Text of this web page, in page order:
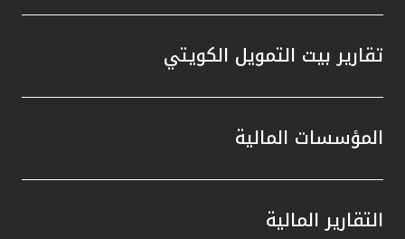
تقارير بيت التمويل الكويتي
المؤسسات المالية
التقارير المالية